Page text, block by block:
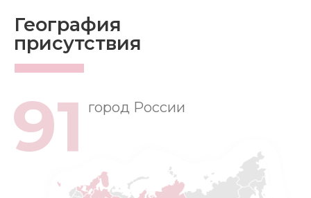
91 город России
География
присутствия